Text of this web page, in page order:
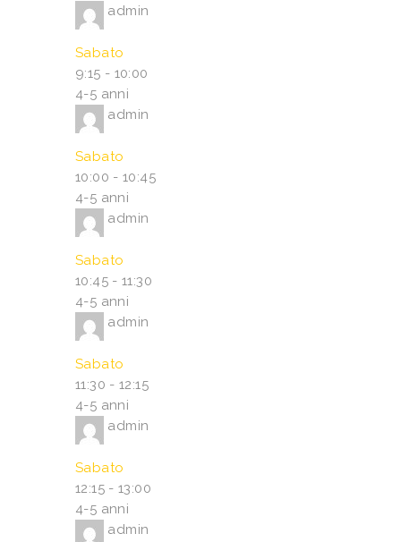
CONTATTI
admin
Sabato
9:15 - 10:00
4-5 anni
admin
Sabato
10:00 -10:45
4-5 anni
admin
Sabato
10:45-11:30
4-5 anni
admin
Sabato
11:30 -12:15
4-5 anni
admin
Sabato
12:15-13:00
4-5 anni
admin